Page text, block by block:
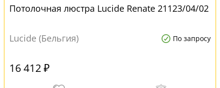
Потолочная люстра Lucide Renate 21123/04/02
Lucide (Бельгия) По запросу
16 412 ₽